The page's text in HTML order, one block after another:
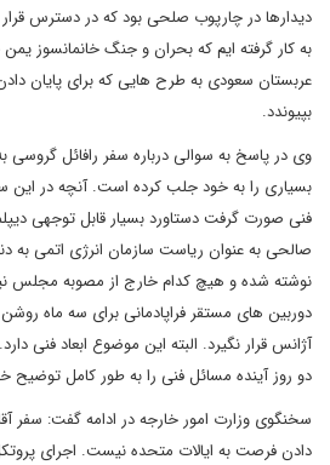
دیدارها در چارپوب صلحی بود که در دسترس
به کار گرفته ایم که بحران و جنگ خانمانسوز یمن
عربستان سعودی به طرح هایی که برای پایان
بپیوندد.
وی در پاسخ به سوالی درباره سفر رافائل
بسیاری را به خود جلب کرده است. آنچه در این
فنی صورت گرفت دستاورد بسیار قابل توجهی
صالحی به عنوان ریاست سازمان انرژی اتمی به
نوشته شده و هیچ کدام خارج از مصوبه مجلس
دوربین های مستقر فراپادمانی برای سه ماه روشن
آژانس قرار نگیرد. البته این موضوع ابعاد فنی
دو روز آینده مسائل فنی را به طور کامل توضیح
سخنگوی وزارت امور خارجه در ادامه گفت: سفر
دادن فرصت به ایالات متحده نیست. اجرای